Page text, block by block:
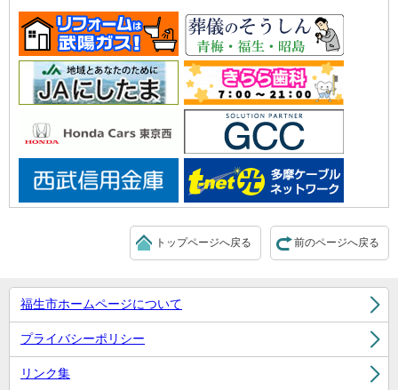
前のページへ戻る
トップページへ戻る
福生市ホームページについて
プライバシーポリシー
リンク集